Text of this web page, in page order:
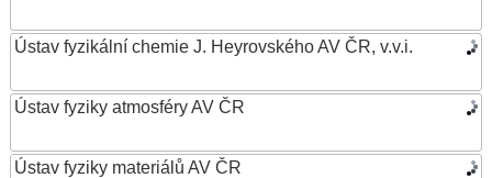
Ústav fyzikální chemie J. Heyrovského AV ČR, v.v.i.
Ústav fyziky atmosféry AV ČR
Ústav fyziky materiálů AV ČR